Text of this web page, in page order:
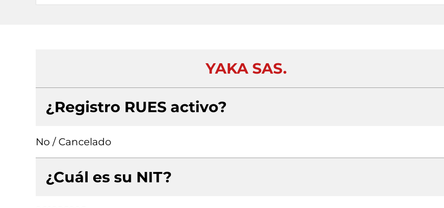
YAKA SAS.
¿Registro RUES activo?
No / Cancelado
¿Cuál es su NIT?